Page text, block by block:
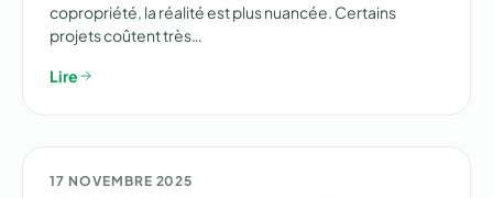
copropriété, la réalité est plus nuancée. Certains
projets coûtent très…
Lire
⚠️ ENQUÊTE
17 NOVEMBRE 2025